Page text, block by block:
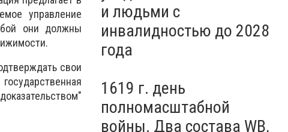
управление
они должны
свои
и людьми с
инвалидностью до 2028
года
1619 г. день
полномасштабной
войны. Два состава WB,